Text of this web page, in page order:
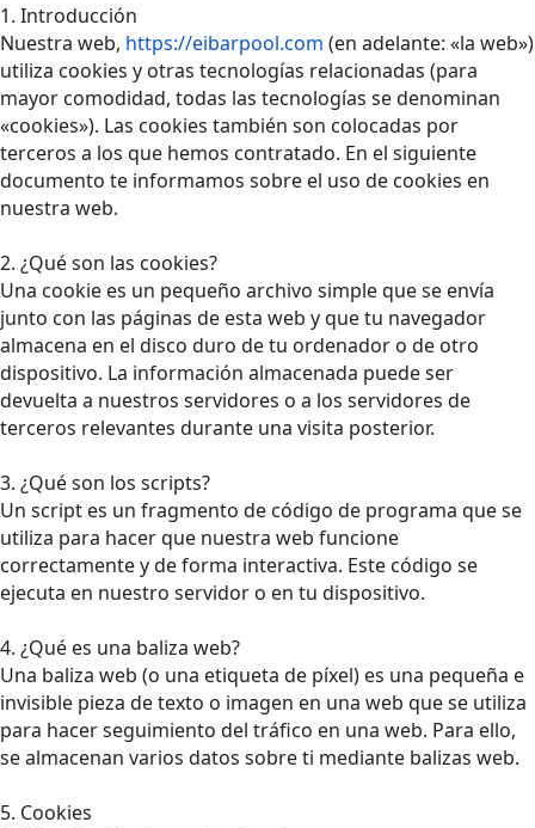
1. Introducción
Nuestra web, https://eibarpool.com (en adelante: «la web»)
utiliza cookies y otras tecnologías relacionadas (para
mayor comodidad, todas las tecnologías se denominan
«cookies»). Las cookies también son colocadas por
terceros a los que hemos contratado. En el siguiente
documento te informamos sobre el uso de cookies en
nuestra web.
2. ¿Qué son las cookies?
Una cookie es un pequeño archivo simple que se envía
junto con las páginas de esta web y que tu navegador
almacena en el disco duro de tu ordenador o de otro
dispositivo. La información almacenada puede ser
devuelta a nuestros servidores o a los servidores de
terceros relevantes durante una visita posterior.
3. ¿Qué son los scripts?
Un script es un fragmento de código de programa que se
utiliza para hacer que nuestra web funcione
correctamente y de forma interactiva. Este código se
ejecuta en nuestro servidor o en tu dispositivo.
4. ¿Qué es una baliza web?
Una baliza web (o una etiqueta de píxel) es una pequeña e
invisible pieza de texto o imagen en una web que se utiliza
para hacer seguimiento del tráfico en una web. Para ello,
se almacenan varios datos sobre ti mediante balizas web.
5. Cookies